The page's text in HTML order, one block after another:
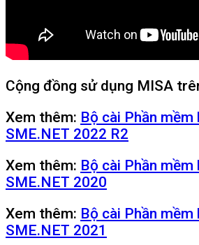
Cộng đồng sử dụng MISA
Xem thêm: Bộ cài Phần
SME.NET 2022 R2
Xem thêm: Bộ cài Phần
SME.NET 2020
Xem thêm: Bộ cài Phần
SME.NET 2021